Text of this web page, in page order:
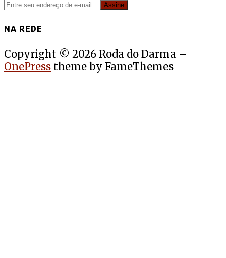
NA REDE
Copyright © 2026 Roda do Darma –
OnePress theme by FameThemes